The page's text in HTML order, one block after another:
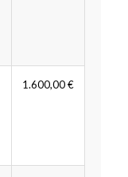
1.600,00 €